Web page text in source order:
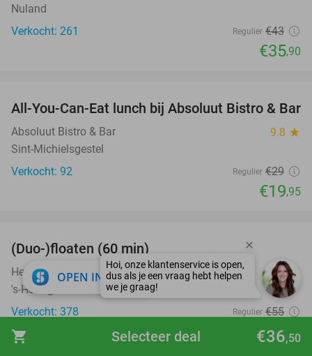
shopping_cart €36,50
Selecteer deal
Nuland
Verkocht: 261
Regulier €43
€35,90
31%
All-You-Can-Eat lunch bij Absoluut Bistro & Bar
Absoluut Bistro & Bar 9.8 star
Sint-Michielsgestel
Verkocht: 92
Regulier €29
€19,95
(Duo-)floaten (60 min)
Het Centrum Den Bosch 9.9star
's-Hertogenbosch
Verkocht: 378
Regulier €55
€37 ,50
OPEN IN APP close